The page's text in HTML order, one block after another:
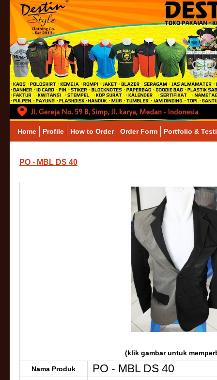
Home Profile How to Order Order Form Portfolio &
PO - MBL DS 40
(klik gambar untuk
Nama Produk PO - MBL DS 40